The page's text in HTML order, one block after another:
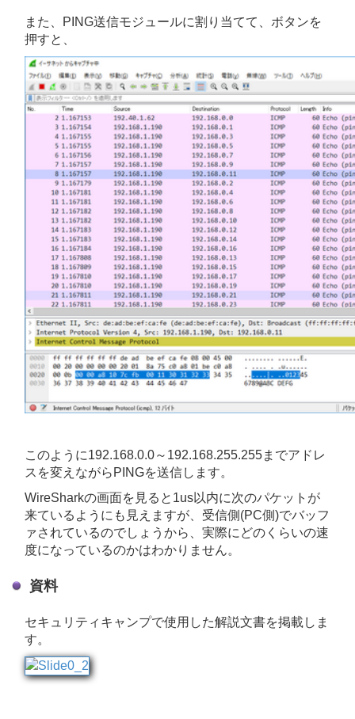
また、PING送信モジュールに割り当てて、ボタンを
押すと、
このように192.168.0.0～192.168.255.255までアドレ
スを変えながらPINGを送信します。
WireSharkの画面を見ると1us以内に次のパケットが
来ているようにも見えますが、受信側(PC側)でバッフ
ァされているのでしょうから、実際にどのくらいの速
度になっているのかはわかりません。
資料
セキュリティキャンプで使用した解説文書を掲載しま
す。